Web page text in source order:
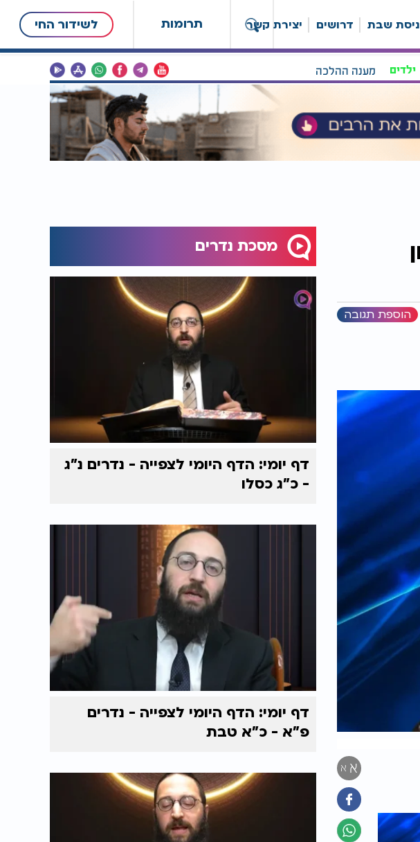
תרומות לשידור החי שבת דרושים יצירת קשר
ילדים מענה ההלכה
הוספת תגובה
א א
מסכת נדרים
דף יומי: הדף היומי לצפייה - נדרים נ"ג
- כ"ג כסלו
דף יומי: הדף היומי לצפייה - נדרים
פ"א - כ"א טבת